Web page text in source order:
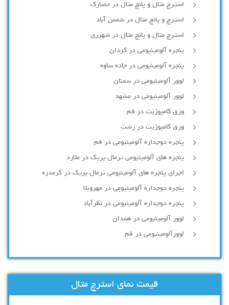
استرچ متال و پانچ متال در حصارك
استرچ و پانچ متال در شمس آباد
استرچ متال و پانچ متال در شهرری
پنجره آلومینیومی در کردان
پنجره آلومینیومی در جاده ساوه
لوور آلومینیومی در سمنان
لوور آلومینیومی در مشهد
ورق کامپوزیت در قم
ورق کامپوزیت در رشت
پنجره دوجداره آلومينيومی در قم
پنجره های آلومینیومی ترمال بریک در ملارد
اجرای پنجره های آلومینیومی ترمال بریک در گرمدره
پنجره دوجداره آلومینیومی در مهرویلا
پنجره دوجداره آلومینیومی در نظرآباد
لوور آلومینیومی در همدان
لوورآلومینیومی در قم
قیمت نمای استرچ متال